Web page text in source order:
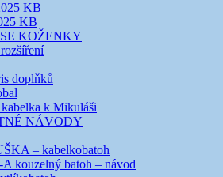
KB
KB
KOŽENKY
doplňků
k Mikuláši
NÁVODY
– kabelkobatoh
kouzelný batoh – návod